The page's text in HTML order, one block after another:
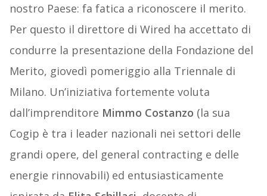
nostro Paese: fa fatica a riconoscere il merito.
Per questo il direttore di Wired ha accettato di
condurre la presentazione della Fondazione del
Merito, giovedì pomeriggio alla Triennale di
Milano. Un’iniziativa fortemente voluta
dall’imprenditore Mimmo Costanzo (la sua
Cogip è tra i leader nazionali nei settori delle
grandi opere, del general contracting e delle
energie rinnovabili) ed entusiasticamente